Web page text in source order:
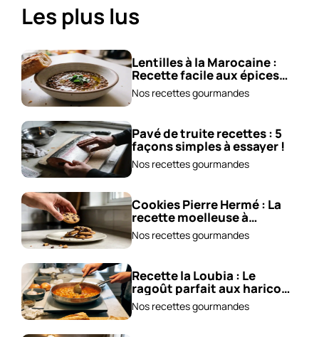
Les plus lus
Lentilles à la Marocaine :
Recette facile aux épices
et carottes!
Nos recettes gourmandes
Pavé de truite recettes : 5
façons simples à essayer !
Nos recettes gourmandes
Cookies Pierre Hermé : La
recette moelleuse à
adopter !
Nos recettes gourmandes
Recette la Loubia : Le
ragoût parfait aux haricots
blancs !
Nos recettes gourmandes